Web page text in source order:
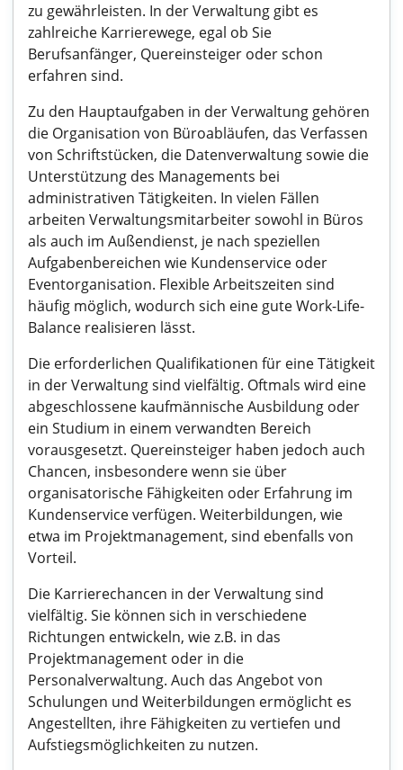
zu gewährleisten. In der Verwaltung gibt es
zahlreiche Karrierewege, egal ob Sie
Berufsanfänger, Quereinsteiger oder schon
erfahren sind.
Zu den Hauptaufgaben in der Verwaltung gehören
die Organisation von Büroabläufen, das Verfassen
von Schriftstücken, die Datenverwaltung sowie die
Unterstützung des Managements bei
administrativen Tätigkeiten. In vielen Fällen
arbeiten Verwaltungsmitarbeiter sowohl in Büros
als auch im Außendienst, je nach speziellen
Aufgabenbereichen wie Kundenservice oder
Eventorganisation. Flexible Arbeitszeiten sind
häufig möglich, wodurch sich eine gute Work-Life-
Balance realisieren lässt.
Die erforderlichen Qualifikationen für eine Tätigkeit
in der Verwaltung sind vielfältig. Oftmals wird eine
abgeschlossene kaufmännische Ausbildung oder
ein Studium in einem verwandten Bereich
vorausgesetzt. Quereinsteiger haben jedoch auch
Chancen, insbesondere wenn sie über
organisatorische Fähigkeiten oder Erfahrung im
Kundenservice verfügen. Weiterbildungen, wie
etwa im Projektmanagement, sind ebenfalls von
Vorteil.
Die Karrierechancen in der Verwaltung sind
vielfältig. Sie können sich in verschiedene
Richtungen entwickeln, wie z.B. in das
Projektmanagement oder in die
Personalverwaltung. Auch das Angebot von
Schulungen und Weiterbildungen ermöglicht es
Angestellten, ihre Fähigkeiten zu vertiefen und
Aufstiegsmöglichkeiten zu nutzen.